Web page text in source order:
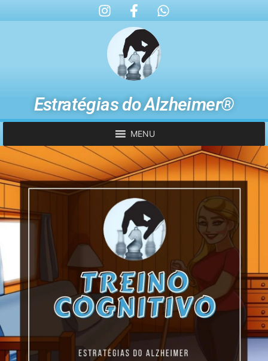
Estratégias do Alzheimer®
MENU